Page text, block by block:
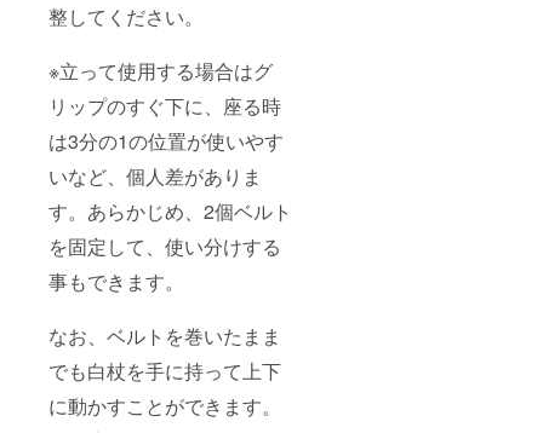
整してください。
※立って使用する場合はグ
リップのすぐ下に、座る時
は3分の1の位置が使いやす
いなど、個人差がありま
す。あらかじめ、2個ベルト
を固定して、使い分けする
事もできます。
なお、ベルトを巻いたまま
でも白杖を手に持って上下
に動かすことができます。